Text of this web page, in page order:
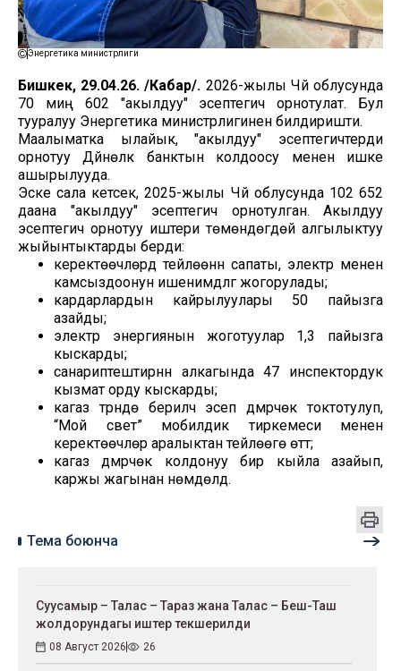
Энергетика министрлиги
Бишкек, 29.04.26. /Кабар/. 2026-жылы Чүй облусунда
70 миң 602 "акылдуу" эсептегич орнотулат. Бул
тууралуу Энергетика министрлигинен билдиришти.
Маалыматка ылайык, "акылдуу" эсептегичтерди
орнотуу Дүйнөлүк банктын колдоосу менен ишке
ашырылууда.
Эске сала кетсек, 2025-жылы Чүй облусунда 102 652
даана "акылдуу" эсептегич орнотулган. Акылдуу
эсептегич орнотуу иштери төмөндөгүдөй алгылыктуу
жыйынтыктарды берди:
керектөөчүлөрдү тейлөөнүн сапаты, электр менен
камсыздоонун ишенимдүүлүгү жогорулады;
кардарлардын кайрылуулары 50 пайызга
азайды;
электр энергиянын жоготуулар 1,3 пайызга
кыскарды;
санариптештирүүнүн алкагында 47 инспектордук
кызмат орду кыскарды;
кагаз түрүндө берилчү эсеп дүмүрчөк токтотулуп,
“Мой свет” мобилдик тиркемеси менен
керектөөчүлөр аралыктан тейлөөгө өттү;
кагаз дүмүрчөк колдонуу бир кыйла азайып,
каржы жагынан үнөмдөлдү.
Тема боюнча
Суусамыр – Талас – Тараз жана Талас – Беш-Таш
жолдорундагы иштер текшерилди
08 Август 2026 26